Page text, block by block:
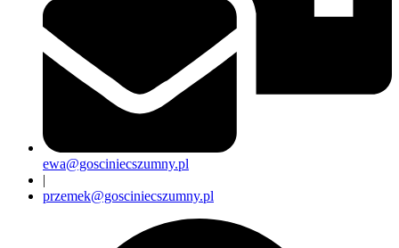
ewa@gosciniecszumny.pl
|
przemek@gosciniecszumny.pl